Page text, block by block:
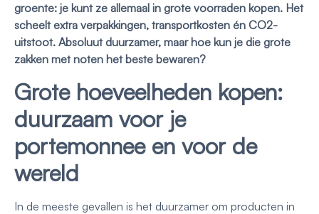
groente: je kunt ze allemaal in grote voorraden kopen. Het
scheelt extra verpakkingen, transportkosten én CO2-
uitstoot. Absoluut duurzamer, maar hoe kun je die grote
zakken met noten het beste bewaren?
Grote hoeveelheden kopen:
duurzaam voor je
portemonnee en voor de
wereld
In de meeste gevallen is het duurzamer om producten in